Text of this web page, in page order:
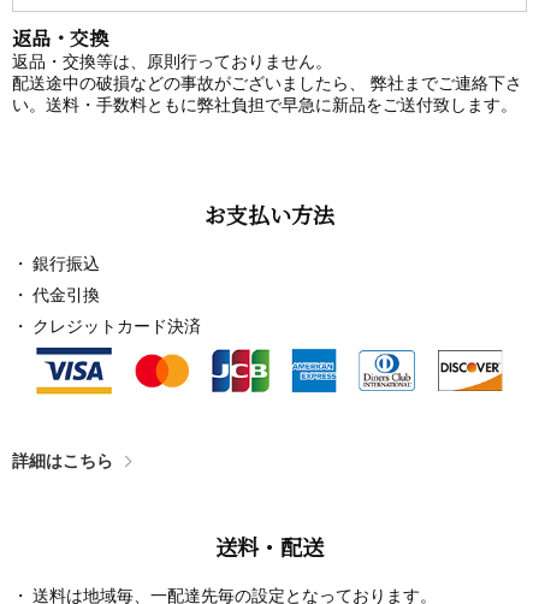
返品・交換
返品・交換等は、原則行っておりません。
配送途中の破損などの事故がございましたら、 弊社までご連絡下さ
い。送料・手数料ともに弊社負担で早急に新品をご送付致します。
お支払い方法
銀行振込
代金引換
クレジットカード決済
詳細はこちら
送料・配送
送料は地域毎、一配達先毎の設定となっております。